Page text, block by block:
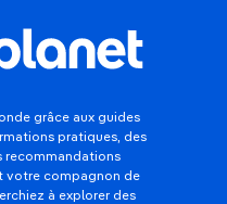
grâce aux guides
pratiques, des
recommandations
votre compagnon de
à explorer des